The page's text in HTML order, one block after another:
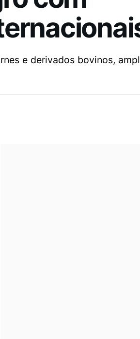
e derivados bovinos,